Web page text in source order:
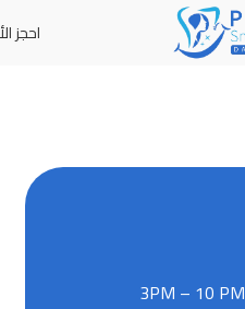
احجز
3PM – 10 PM